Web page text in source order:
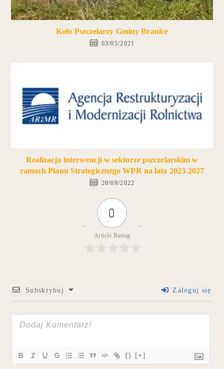
Koło Pszczelarzy Gminy Branice
03/05/2021
Realizacja interwencji w sektorze pszczelarskim w
ramach Planu Strategicznego WPR na lata 2023-2027
20/09/2022
0
Article Rating
Subskrybuj Zaloguj się
{} [+]